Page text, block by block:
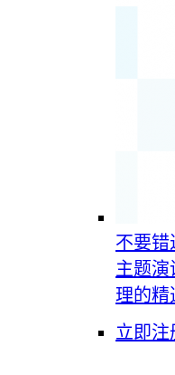
不要错
主题
理的精
立即注